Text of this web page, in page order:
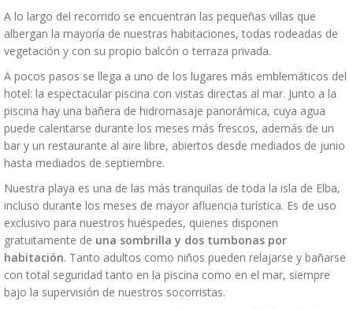
A lo largo del recorrido se encuentran las pequeñas villas que
albergan la mayoría de nuestras habitaciones, todas rodeadas de
vegetación y con su propio balcón o terraza privada.
A pocos pasos se llega a uno de los lugares más emblemáticos del
hotel: la espectacular piscina con vistas directas al mar. Junto a la
piscina hay una bañera de hidromasaje panorámica, cuya agua
puede calentarse durante los meses más frescos, además de un
bar y un restaurante al aire libre, abiertos desde mediados de junio
hasta mediados de septiembre.
Nuestra playa es una de las más tranquilas de toda la isla de Elba,
incluso durante los meses de mayor afluencia turística. Es de uso
exclusivo para nuestros huéspedes, quienes disponen
gratuitamente de una sombrilla y dos tumbonas por
habitación. Tanto adultos como niños pueden relajarse y bañarse
con total seguridad tanto en la piscina como en el mar, siempre
bajo la supervisión de nuestros socorristas.